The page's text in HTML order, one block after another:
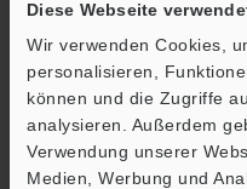
Diese Webseite
Wir verwenden Cookies,
personalisieren,
können und die Zugriffe
analysieren. Außerdem
Verwendung unserer
Medien, Werbung und
Modellreihe FP-1000
Benutzerhandbuch
PDF: 2MB/ Deutsch
Download